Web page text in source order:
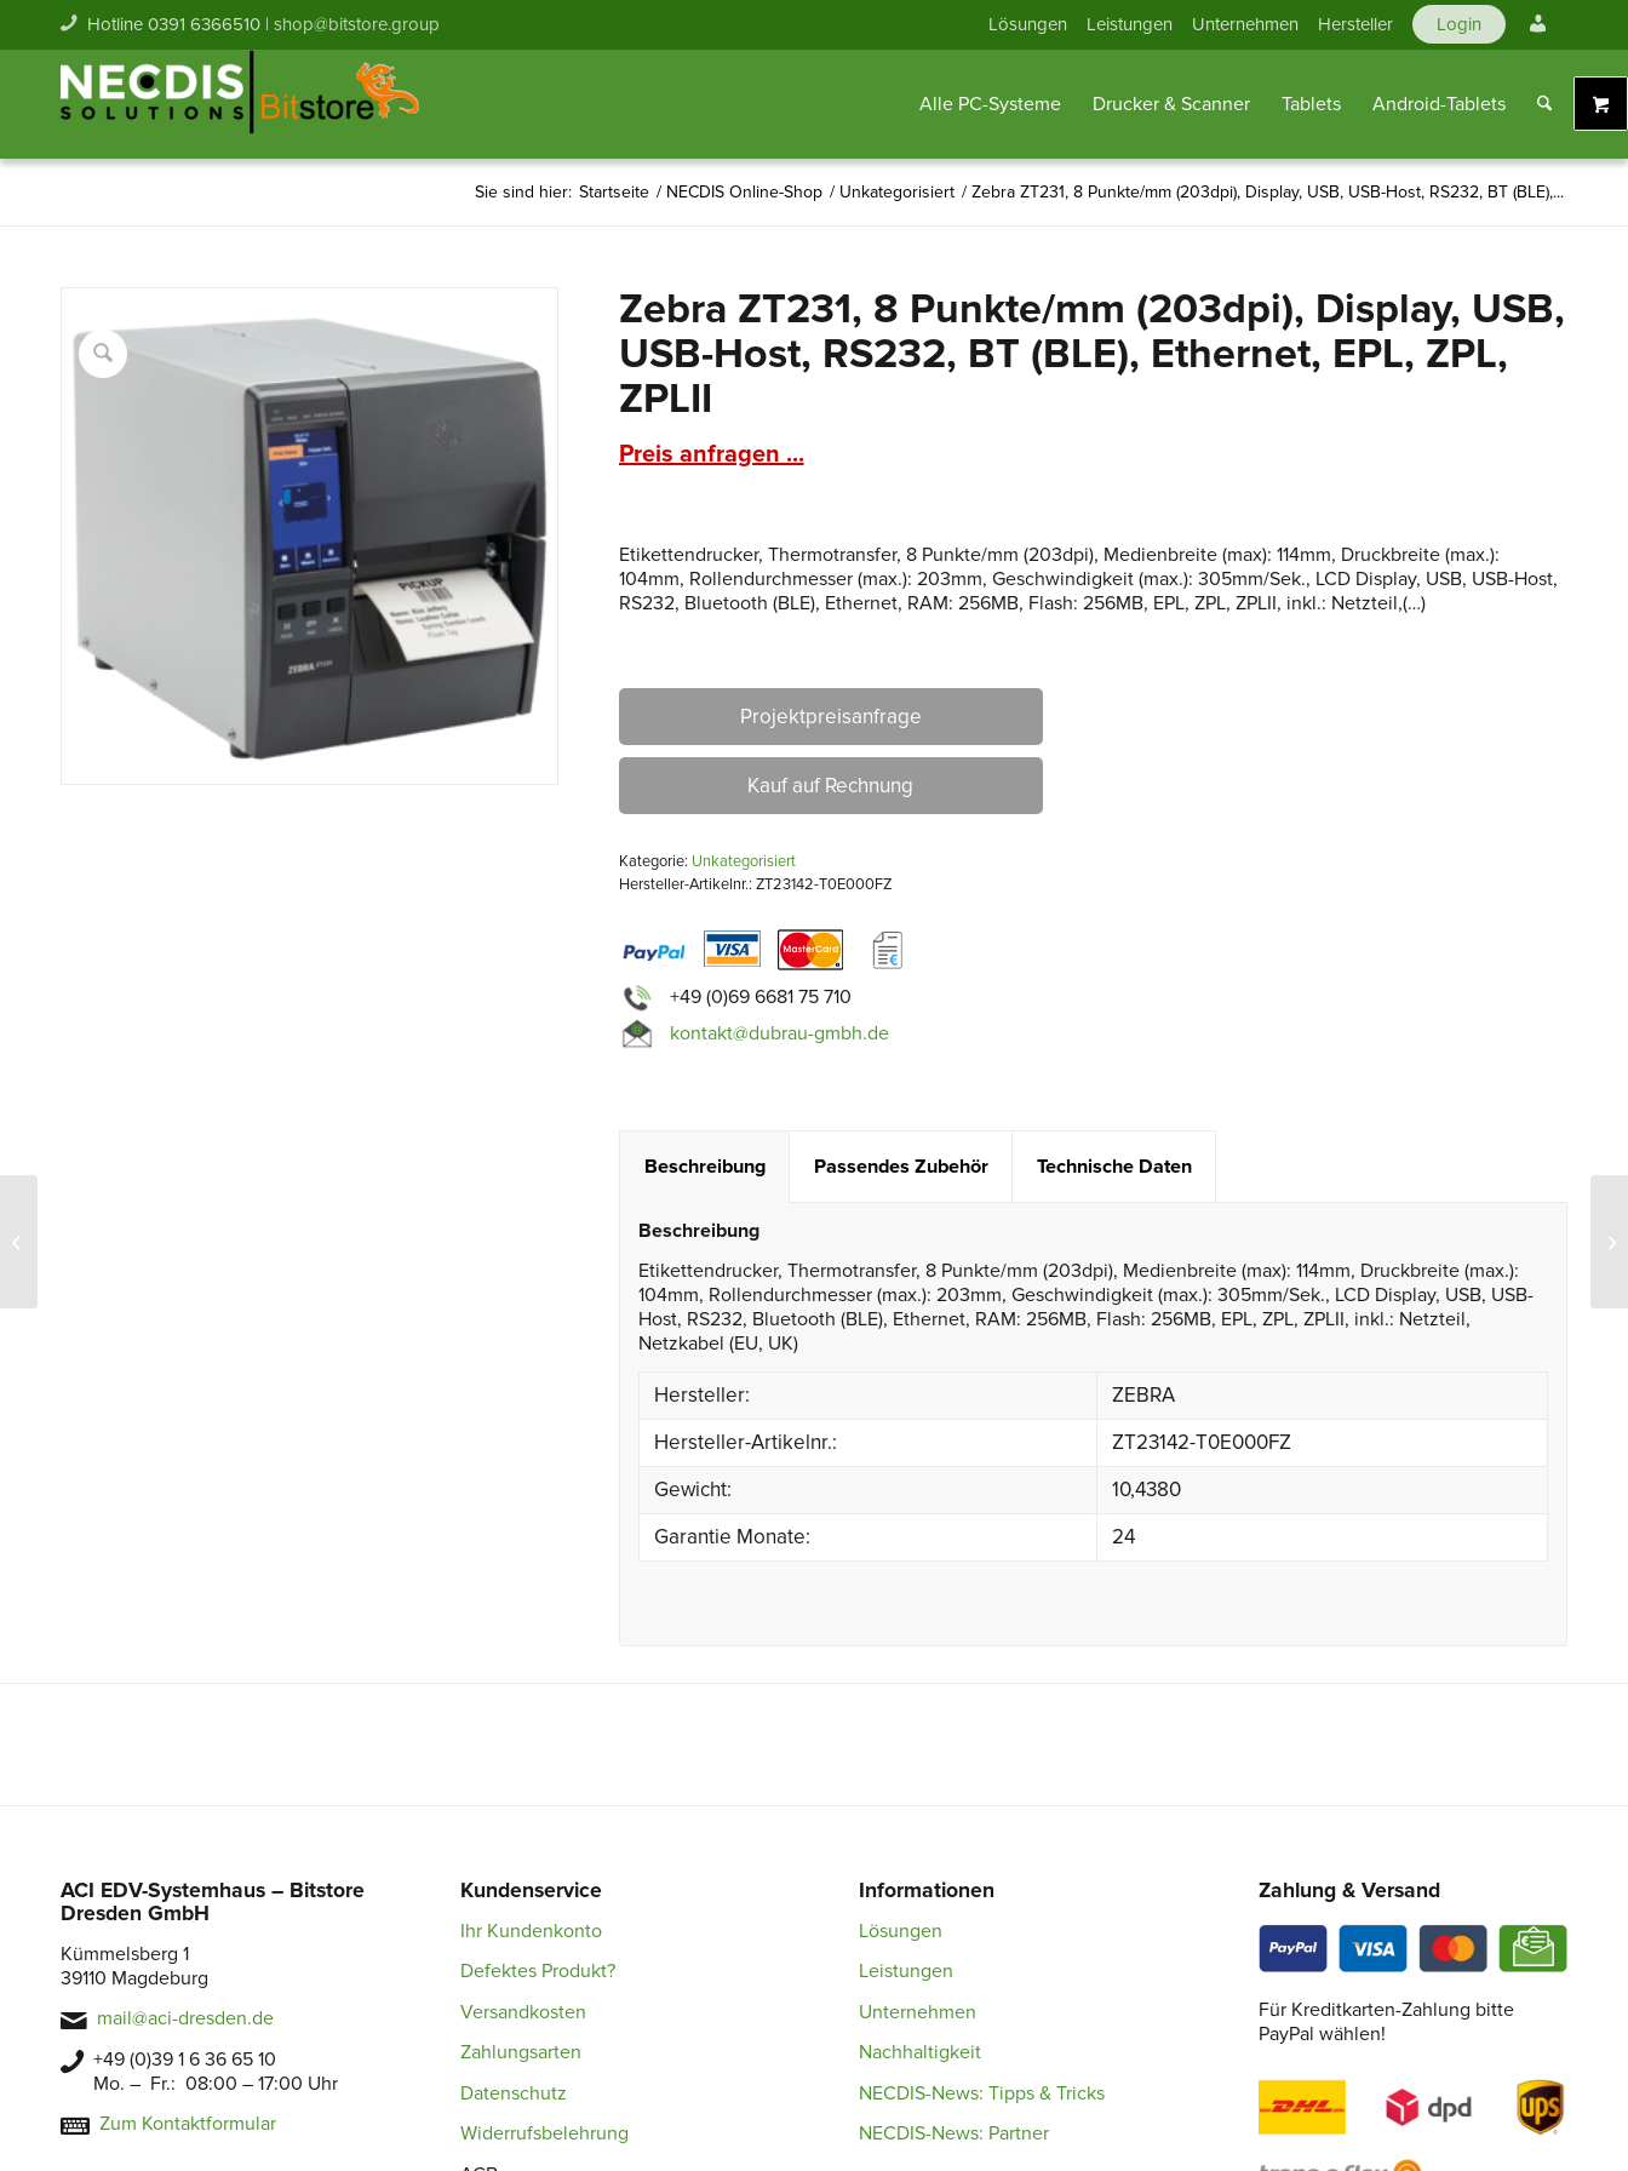
Lösungen Leistungen Unternehmen Hersteller Login
Konto
Hotline 0391 6366510 | shop@bitstore.group
Alle PC-Systeme Drucker & Scanner Tablets Android-Tablets
Sie sind hier: Startseite / NECDIS Online-Shop / Unkategorisiert / Zebra ZT231, 8 Punkte/mm (203dpi), Display, USB, USB-Host, RS232, BT (BLE),...
Zebra ZT231, 8 Punkte/mm (203dpi), Display, USB,
USB-Host, RS232, BT (BLE), Ethernet, EPL, ZPL,
ZPLII
Preis anfragen ...
Etikettendrucker, Thermotransfer, 8 Punkte/mm (203dpi), Medienbreite (max): 114mm, Druckbreite (max.):
104mm, Rollendurchmesser (max.): 203mm, Geschwindigkeit (max.): 305mm/Sek., LCD Display, USB, USB-Host,
RS232, Bluetooth (BLE), Ethernet, RAM: 256MB, Flash: 256MB, EPL, ZPL, ZPLII, inkl.: Netzteil,(…)
Projektpreisanfrage
Kauf auf Rechnung
Kategorie: Unkategorisiert
Hersteller-Artikelnr.: ZT23142-T0E000FZ
+49 (0)69 6681 75 710
kontakt@dubrau-gmbh.de
Beschreibung Passendes Zubehör Technische Daten
Beschreibung
Etikettendrucker, Thermotransfer, 8 Punkte/mm (203dpi), Medienbreite (max): 114mm, Druckbreite (max.):
104mm, Rollendurchmesser (max.): 203mm, Geschwindigkeit (max.): 305mm/Sek., LCD Display, USB, USB-
Host, RS232, Bluetooth (BLE), Ethernet, RAM: 256MB, Flash: 256MB, EPL, ZPL, ZPLII, inkl.: Netzteil,
Netzkabel (EU, UK)
Hersteller:
ZEBRA
Hersteller-Artikelnr.:
ZT23142-T0E000FZ
Gewicht:
10,4380
Garantie Monate:
24
ACI EDV-Systemhaus – Bitstore
Dresden GmbH
Kümmelsberg 1
39110 Magdeburg
mail@aci-dresden.de
+49 (0)39 1 6 36 65 10
Mo. – Fr.: 08:00 – 17:00 Uhr
Zum Kontaktformular
Kundenservice
Ihr Kundenkonto
Defektes Produkt?
Versandkosten
Zahlungsarten
Datenschutz
Widerrufsbelehrung
Informationen
Lösungen
Leistungen
Unternehmen
Nachhaltigkeit
NECDIS-News: Tipps & Tricks
NECDIS-News: Partner
Zahlung & Versand
Für Kreditkarten-Zahlung bitte
PayPal wählen!